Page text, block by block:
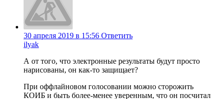
30 апреля 2019 в 15:56 Ответить
ilyak
А от того, что электронные результаты будут просто
нарисованы, он как-то защищает?
При оффлайновом голосовании можно сторожить
КОИБ и быть более-менее уверенным, что он посчитал